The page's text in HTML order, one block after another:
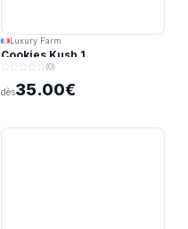
Luxury Farm
Cookies Kush 1
(0)
dès35.00€